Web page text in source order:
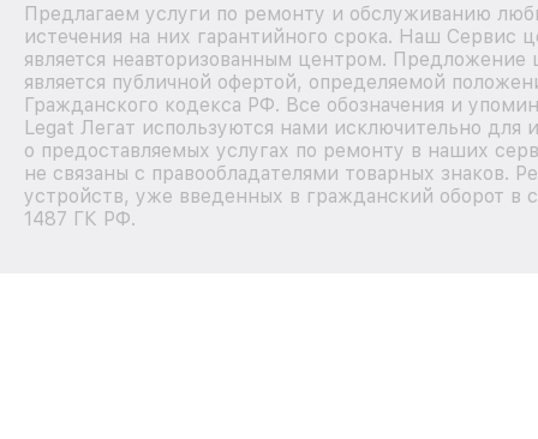
Предлагаем услуги по ремонту и обслуживанию
истечения на них гарантийного срока. Наш Сервис
является неавторизованным центром. Предложение
является публичной офертой, определяемой
Гражданского кодекса РФ. Все обозначения и
Legat Легат используются нами исключительно для
о предоставляемых услугах по ремонту в наших
не связаны с правообладателями товарных знаков.
устройств, уже введенных в гражданский оборот в
1487 ГК РФ.